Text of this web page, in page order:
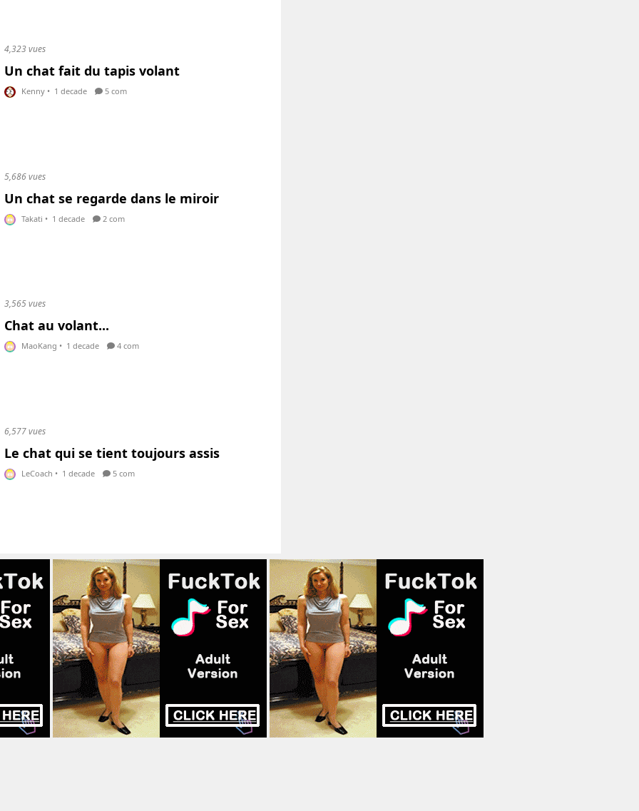
4,323 vues
Un chat fait du tapis volant
Kenny • 1 decade 5 com
5,686 vues
Un chat se regarde dans le miroir
Takati • 1 decade 2 com
3,565 vues
Chat au volant...
MaoKang • 1 decade 4 com
6,577 vues
Le chat qui se tient toujours assis
LeCoach • 1 decade 5 com